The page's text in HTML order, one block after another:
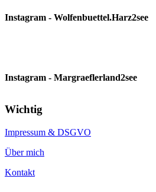
Instagram - Wolfenbuettel.Harz2see
Instagram - Margraeflerland2see
Wichtig
Impressum & DSGVO
Über mich
Kontakt